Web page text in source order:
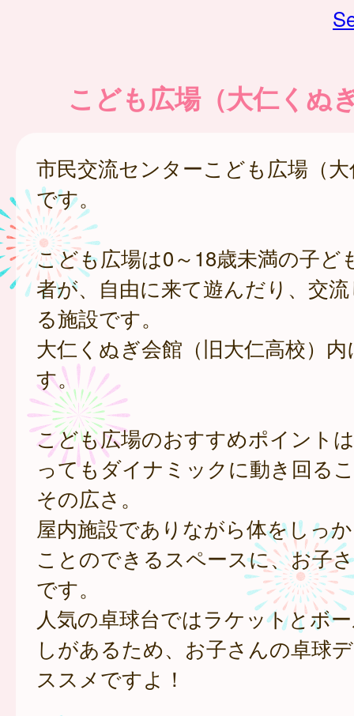
こども広場（大仁くぬ
市民交流センターこども広場（
です。
こども広場は0～18歳未満の子ど
者が、自由に来て遊んだり、交
る施設です。
大仁くぬぎ会館（旧大仁高校）
す。
こども広場のおすすめポイント
ってもダイナミックに動き回る
その広さ。
屋内施設でありながら体をしっ
ことのできるスペースに、お子
です。
人気の卓球台ではラケットとボ
しがあるため、お子さんの卓球
ススメですよ！